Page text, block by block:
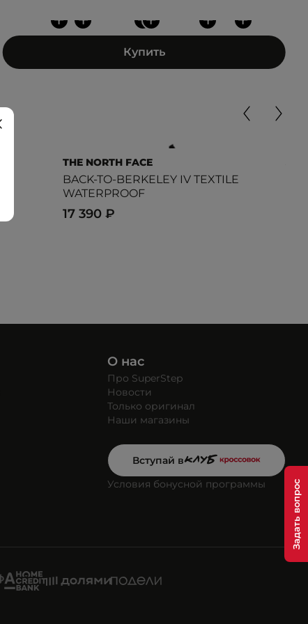
+
+
+ + +
+
Купить
THE NORTH FACE
BACK-TO-BERKELEY IV TEXTILE
WATERPROOF
17 390 ₽
О нас
Про SuperStep
Новости
Только оригинал
Наши магазины
Вступай в
Условия бонусной программы